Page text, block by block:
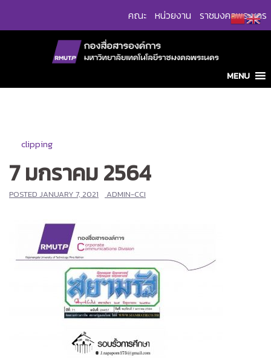
คณะ หน่วยงาน ราชมงคลพระนคร
MENU
clipping
7 มกราคม 2564
POSTED JANUARY 7, 2021 ADMIN-CCI